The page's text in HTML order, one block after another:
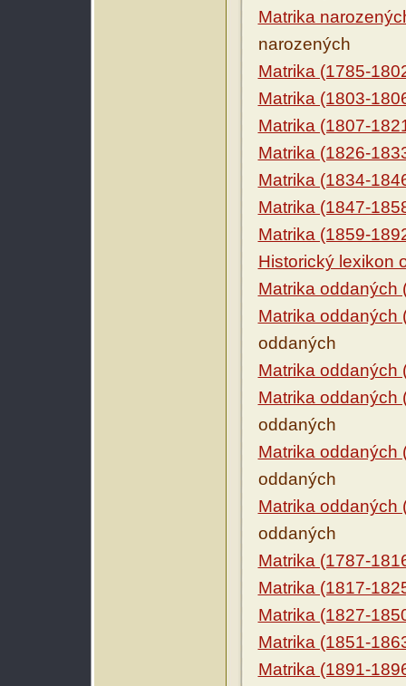
Matrika
narozených
Matrika (1785-
Matrika (1803-
Matrika (1807-
Matrika (1826-
Matrika (1834-
Matrika (1847-
Matrika (1859-
Historický lexikon
Matrika oddaných
Matrika oddaných
oddaných
Matrika oddaných
Matrika oddaných
oddaných
Matrika oddaných
oddaných
Matrika oddaných
oddaných
Matrika (1787-
Matrika (1817-
Matrika (1827-
Matrika (1851-
Matrika (1891-